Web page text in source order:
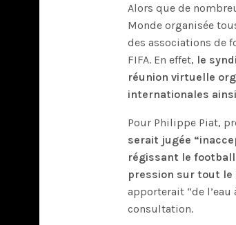
Alors que de
Monde organisée
des associations de
FIFA. En effet, le
réunion virtuelle
internationales
Pour Philippe Piat,
serait jugée
régissant le
pression sur tout le
apporterait “de
consultation.